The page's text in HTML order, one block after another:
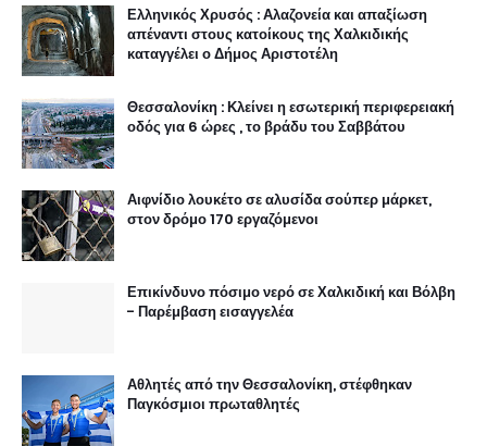
Ελληνικός Χρυσός : Αλαζονεία και απαξίωση
απέναντι στους κατοίκους της Χαλκιδικής
καταγγέλει ο Δήμος Αριστοτέλη
Θεσσαλονίκη : Κλείνει η εσωτερική περιφερειακή
οδός για 6 ώρες , το βράδυ του Σαββάτου
Αιφνίδιο λουκέτο σε αλυσίδα σούπερ μάρκετ,
στον δρόμο 170 εργαζόμενοι
Επικίνδυνο πόσιμο νερό σε Χαλκιδική και Βόλβη
- Παρέμβαση εισαγγελέα
Αθλητές από την Θεσσαλονίκη, στέφθηκαν
Παγκόσμιοι πρωταθλητές